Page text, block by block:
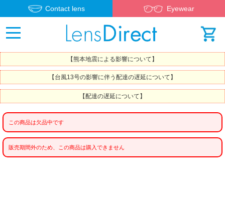
Contact lens Eyewear
【熊本地震による影響について】
【台風13号の影響に伴う配達の遅延について】
【配達の遅延について】
この商品は欠品中です
販売期間外のため、この商品は購入できません